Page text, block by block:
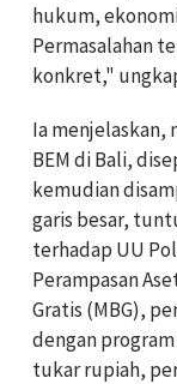
hukum,
Permasalahan
konkret,"
Ia menjelaskan,
BEM di Bali,
kemudian
garis besar,
terhadap UU
Perampasan
Gratis (MBG),
dengan
tukar rupiah,